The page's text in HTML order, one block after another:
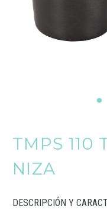
TMPS 110
NIZA
DESCRIPCIÓN Y